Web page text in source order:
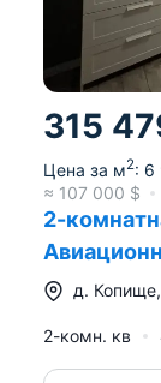
315
Цена за м2: 6
≈ 107 000 $
2-
д. Копище,
2-комн. кв